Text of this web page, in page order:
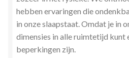
hebben ervaringen die
in onze slaapstaat. Omdat je in
dimensies in alle ruimtetijd kunt
beperkingen zijn.